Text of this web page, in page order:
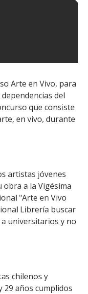
Arte en Vivo, para
del
que consiste
en vivo, durante
artistas jóvenes
a la Vigésima
"Arte en Vivo
Librería buscar
universitarios y no
chilenos y
años cumplidos